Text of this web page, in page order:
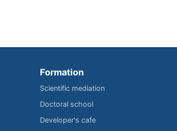
Formation
Scientific mediation
Doctoral school
Developer's cafe